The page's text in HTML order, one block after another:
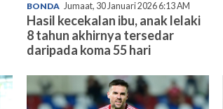
BONDA Jumaat, 30 Januari 2026 6:13 AM
Hasil kecekalan ibu, anak lelaki
8 tahun akhirnya tersedar
daripada koma 55 hari